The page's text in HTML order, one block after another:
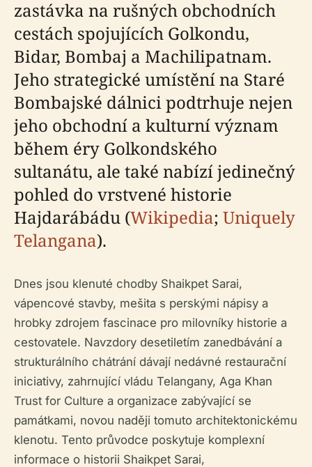
zastávka na rušných obchodních
cestách spojujících Golkondu,
Bidar, Bombaj a Machilipatnam.
Jeho strategické umístění na Staré
Bombajské dálnici podtrhuje nejen
jeho obchodní a kulturní význam
během éry Golkondského
sultanátu, ale také nabízí jedinečný
pohled do vrstvené historie
Hajdarábádu (Wikipedia; Uniquely
Telangana).
Dnes jsou klenuté chodby Shaikpet Sarai,
vápencové stavby, mešita s perskými nápisy a
hrobky zdrojem fascinace pro milovníky historie a
cestovatele. Navzdory desetiletím zanedbávání a
strukturálního chátrání dávají nedávné restaurační
iniciativy, zahrnující vládu Telangany, Aga Khan
Trust for Culture a organizace zabývající se
památkami, novou naději tomuto architektonickému
klenotu. Tento průvodce poskytuje komplexní
informace o historii Shaikpet Sarai,